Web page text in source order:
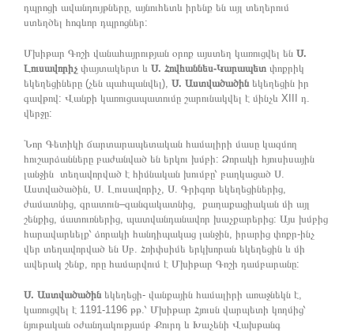
դպրոցի ավանդույթները, այնուհետև իրենք են այլ տեղերում
ստեղծել հոգևոր դպրոցներ:
Մխիթար Գոշի վանահայրության օրոք այստեղ կառուցվել են Ս.
Լուսավորիչ փայտակերտ և Ս. Հովհաննես-Կարապետ փոքրիկ
եկեղեցիները (չեն պահպանվել), Ս. Աստվածածինեկեղեցին իր
գավթով: Վանքի կառուցապատումը շարունակվել է մինչև XIII դ.
վերջը:
Նոր Գետիկի ճարտարապետական համալիրի մասը կազմող
հուշարձանները բաժանված են երկու խմբի: Ձորակի հյուսիսային
լանջին տեղավորված է հիմնական խումբը՝ բաղկացած Ս.
Աստվածածին, Ս. Լուսավորիչ, Ս. Գրիգոր եկեղեցիներից,
ժամատնից, գրատուն–զանգակատնից, քաղաքացիական մի այլ
շենքից, մատուռներից, պատվանդանավոր խաչքարերից: Այս խմբից
հարավարևելք՝ ձորակի հանդիպակաց լանջին, իրարից փոքր-ինչ
վեր տեղավորված են Սբ. Հռիփսիմե երկխորան եկեղեցին և մի
ավերակ շենք, որը համարվում է Մխիթար Գոշի դամբարանը:
Ս. Աստվածածինեկեղեցի- վանքային համալիրի առաջնեկն է,
կառուցվել է 1191-1196 թթ.՝ Մխիթար Հյուսն վարպետի կողմից՝
նյութական օժանդակությամբ Քուրդ և Խաչենի Վախթանգ